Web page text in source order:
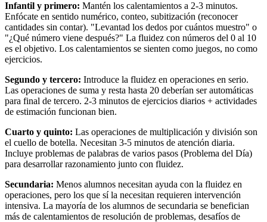
Infantil y primero: Mantén los calentamientos a 2-3 minutos.
Enfócate en sentido numérico, conteo, subitización (reconocer
cantidades sin contar). "Levantad los dedos por cuántos muestro" o
"¿Qué número viene después?" La fluidez con números del 0 al 10
es el objetivo. Los calentamientos se sienten como juegos, no como
ejercicios.
Segundo y tercero: Introduce la fluidez en operaciones en serio.
Las operaciones de suma y resta hasta 20 deberían ser automáticas
para final de tercero. 2-3 minutos de ejercicios diarios + actividades
de estimación funcionan bien.
Cuarto y quinto: Las operaciones de multiplicación y división son
el cuello de botella. Necesitan 3-5 minutos de atención diaria.
Incluye problemas de palabras de varios pasos (Problema del Día)
para desarrollar razonamiento junto con fluidez.
Secundaria: Menos alumnos necesitan ayuda con la fluidez en
operaciones, pero los que sí la necesitan requieren intervención
intensiva. La mayoría de los alumnos de secundaria se benefician
más de calentamientos de resolución de problemas, desafíos de